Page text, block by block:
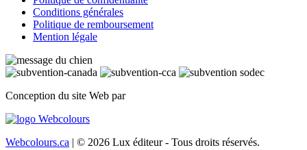
Conditions générales
Politique de remboursement
Mention légale
Conception du site Web par
Webcolours.ca | © 2026 Lux éditeur - Tous droits réservés.